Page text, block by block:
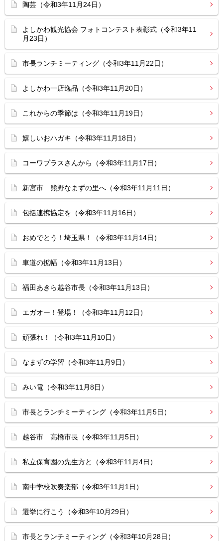
陶芸（令和3年11月24日）
よしかわ観光協会 フォトコンテスト表彰式（令和3年11
月23日）
市長ランチミーティング（令和3年11月22日）
よしかわ一店逸品（令和3年11月20日）
これからの季節は（令和3年11月19日）
嬉しいおハガキ（令和3年11月18日）
コーワプラスさんから（令和3年11月17日）
新宮市 熊野なまずの里へ（令和3年11月11日）
包括連携協定を（令和3年11月16日）
おめでとう！埼玉県！（令和3年11月14日）
車道の拡幅（令和3年11月13日）
福田あきら越谷市長（令和3年11月13日）
エガオー！登場！（令和3年11月12日）
頑張れ！（令和3年11月10日）
なまずの学習（令和3年11月9日）
みい電（令和3年11月8日）
市長とランチミーティング（令和3年11月5日）
越谷市 高橋市長（令和3年11月5日）
私立保育園の先生方と（令和3年11月4日）
南中学校吹奏楽部（令和3年11月1日）
選挙に行こう（令和3年10月29日）
市長とランチミーティング（令和3年10月28日）